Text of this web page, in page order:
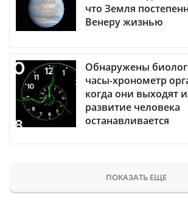
что Земля
Венеру жизнью
Обнаружены
часы-хронометр
когда они выходят
развитие человека
останавливается
ПОКАЗАТЬ ЕЩЕ